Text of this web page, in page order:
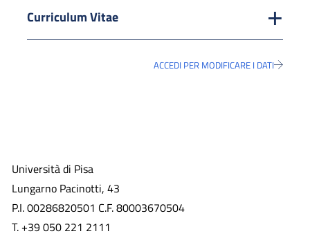
Curriculum Vitae
ACCEDI PER MODIFICARE I DATI
Università di Pisa
Lungarno Pacinotti, 43
P.I. 00286820501 C.F. 80003670504
T. +39 050 221 2111